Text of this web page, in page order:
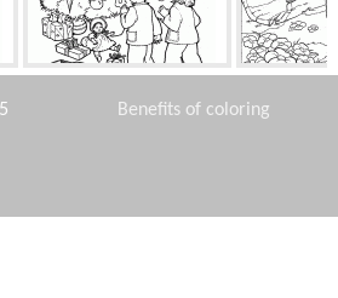
Niesamowite Choinka Pierwszą
Benefits of coloring